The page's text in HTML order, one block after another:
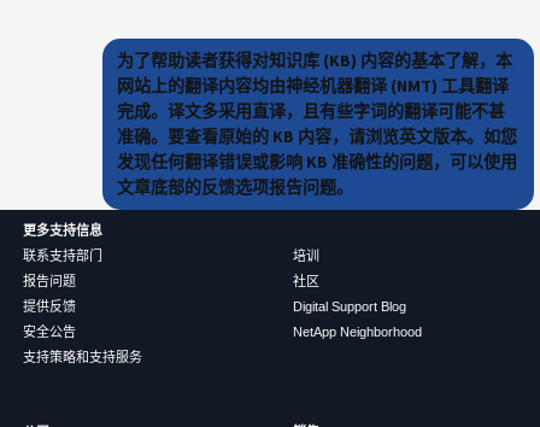
为了帮助读者获得对知识库 (KB) 内容的基本了解，本
网站上的翻译内容均由神经机器翻译 (NMT) 工具翻译
完成。译文多采用直译，且有些字词的翻译可能不甚
准确。要查看原始的 KB 内容，请浏览英文版本。如您
发现任何翻译错误或影响 KB 准确性的问题，可以使用
文章底部的反馈选项报告问题。
更多支持信息
联系支持部门
报告问题
提供反馈
安全公告
支持策略和支持服务
培训
社区
Digital Support Blog
NetApp Neighborhood